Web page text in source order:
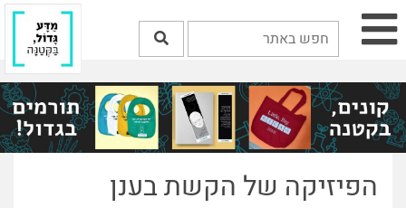
הפיזיקה של הקשת בענן